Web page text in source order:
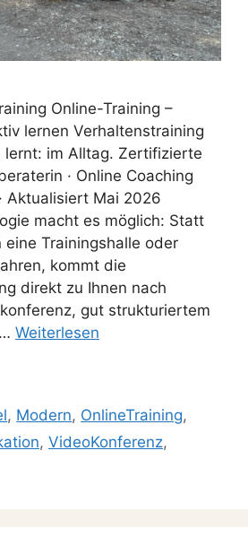
Online-Training –
lernen Verhaltenstraining
im Alltag. Zertifizierte
· Online Coaching
Aktualisiert Mai 2026
macht es möglich: Statt
eine Trainingshalle oder
kommt die
direkt zu Ihnen nach
gut strukturiertem
Weiterlesen
, Modern, OnlineTraining,
, VideoKonferenz,